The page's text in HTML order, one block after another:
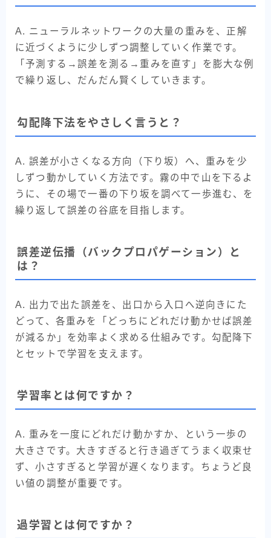
A. ニューラルネットワークの大量の重みを、正解
に近づくように少しずつ調整していく作業です。
「予測する→誤差を測る→重みを直す」を膨大な例
で繰り返し、だんだん賢くしていきます。
勾配降下法をやさしく言うと？
A. 誤差が小さくなる方向（下り坂）へ、重みを少
しずつ動かしていく方法です。霧の中で山を下るよ
うに、その場で一番の下り坂を調べて一歩進む、を
繰り返して誤差の谷底を目指します。
誤差逆伝播（バックプロパゲーション）と
は？
A. 出力で出た誤差を、出口から入口へ逆向きにた
どって、各重みを「どっちにどれだけ動かせば誤差
が減るか」を効率よく求める仕組みです。勾配降下
とセットで学習を支えます。
学習率とは何ですか？
A. 重みを一度にどれだけ動かすか、という一歩の
大きさです。大きすぎると行き過ぎてうまく収束せ
ず、小さすぎると学習が遅くなります。ちょうど良
い値の調整が重要です。
過学習とは何ですか？